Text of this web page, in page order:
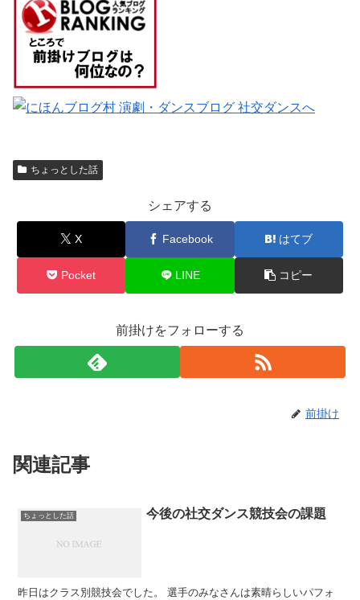
ちょっとした話
シェアする
X Facebook はてブ
Pocket LINE コピー
前掛けをフォローする
前掛け
関連記事
ちょっとした話 今後の社交ダンス競技会の課題
昨日はクラス別競技会でした。 選手のみなさんは素晴らしいパフォ